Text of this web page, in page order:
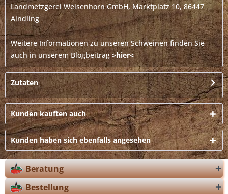
Landmetzgerei Weisenhorn GmbH, Marktplatz 10, 86447
Aindling
Weitere Informationen zu unseren Schweinen finden Sie
auch in unserem Blogbeitrag>hier<
Zutaten
Kunden kauften auch
Kunden haben sich ebenfalls angesehen
Beratung
Bestellung